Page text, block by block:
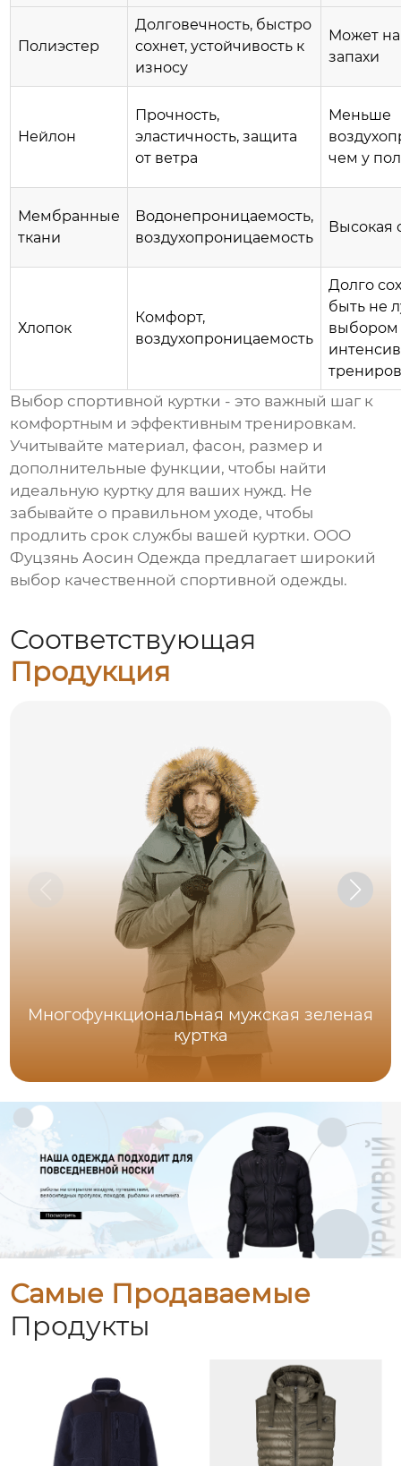
Полиэстер
Долговечность, быстро
сохнет, устойчивость к
износу
Может
запахи
Нейлон
Прочность,
эластичность, защита
от ветра
Меньше
чем у
Мембранные
ткани
Водонепроницаемость,
воздухопроницаемость
Высокая
Хлопок
Комфорт,
воздухопроницаемость
Долго
быть не
выбором
Выбор спортивной куртки - это важный шаг к
комфортным и эффективным тренировкам.
Учитывайте материал, фасон, размер и
дополнительные функции, чтобы найти
идеальную куртку для ваших нужд. Не
забывайте о правильном уходе, чтобы
продлить срок службы вашей куртки. ООО
Фуцзянь Аосин Одежда предлагает широкий
выбор качественной спортивной одежды.
Соответствующая
Продукция
Многофункциональная мужская зеленая
куртка
Самые Продаваемые
Продукты